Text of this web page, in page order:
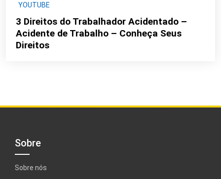
YOUTUBE
3 Direitos do Trabalhador Acidentado –
Acidente de Trabalho – Conheça Seus
Direitos
Sobre
Sobre nós